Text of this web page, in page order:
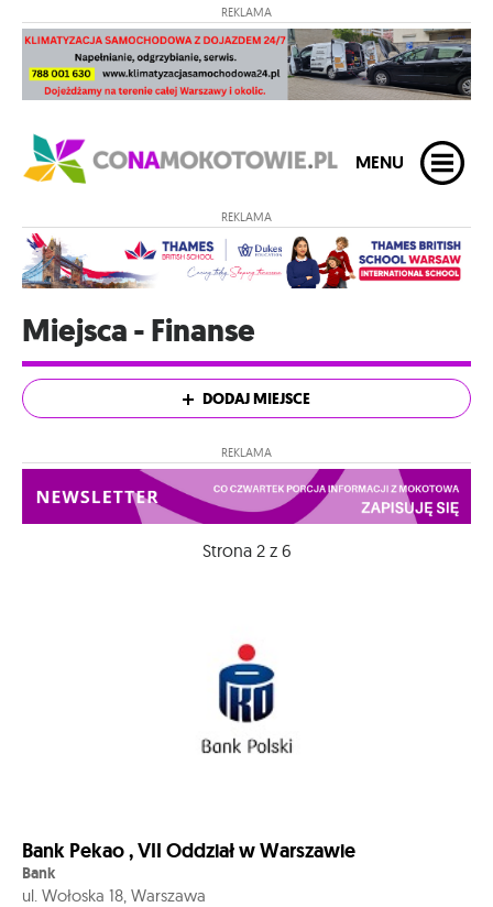
REKLAMA
MENU
REKLAMA
Miejsca - Finanse
DODAJ MIEJSCE
REKLAMA
Strona 2 z 6
Bank Pekao , VII Oddział w Warszawie
Bank
ul. Wołoska 18, Warszawa